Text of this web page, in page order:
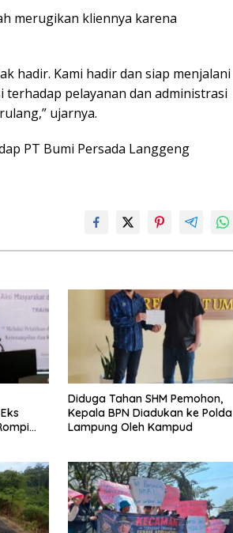
merugikan kliennya karena
hadir. Kami hadir dan siap menjalani
terhadap pelayanan dan administrasi
ujarnya.
PT Bumi Persada Langgeng
Diduga Tahan SHM Pemohon,
Kepala BPN Diadukan ke Polda
Lampung Oleh Kampud